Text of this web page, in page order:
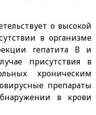
о высокой
в организме
гепатита В и
присутствия в
хроническим
препараты
в крови